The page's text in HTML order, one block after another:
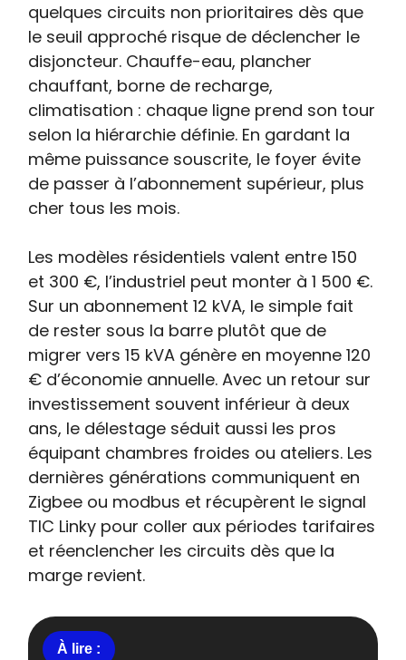
quelques circuits non prioritaires dès que
le seuil approché risque de déclencher le
disjoncteur. Chauffe-eau, plancher
chauffant, borne de recharge,
climatisation : chaque ligne prend son tour
selon la hiérarchie définie. En gardant la
même puissance souscrite, le foyer évite
de passer à l’abonnement supérieur, plus
cher tous les mois.
Les modèles résidentiels valent entre 150
et 300 €, l’industriel peut monter à 1 500 €.
Sur un abonnement 12 kVA, le simple fait
de rester sous la barre plutôt que de
migrer vers 15 kVA génère en moyenne 120
€ d’économie annuelle. Avec un retour sur
investissement souvent inférieur à deux
ans, le délestage séduit aussi les pros
équipant chambres froides ou ateliers. Les
dernières générations communiquent en
Zigbee ou modbus et récupèrent le signal
TIC Linky pour coller aux périodes tarifaires
et réenclencher les circuits dès que la
marge revient.